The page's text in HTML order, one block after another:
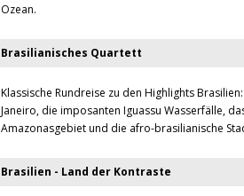
Ozean.
Brasilianisches Quartett
Klassische Rundreise zu den Highlights
Janeiro, die imposanten Iguassu Wasserfälle,
Amazonasgebiet und die afro-brasilianische
Brasilien - Land der Kontraste